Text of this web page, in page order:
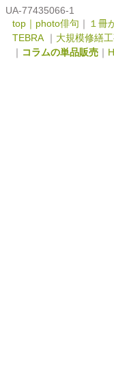
UA-77435066-1
top｜ photo俳句 １冊
TEBRA
大規模修繕
コラムの単品販売